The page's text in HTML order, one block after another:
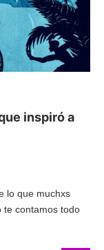
inspiró a
lo que muchxs
te contamos todo